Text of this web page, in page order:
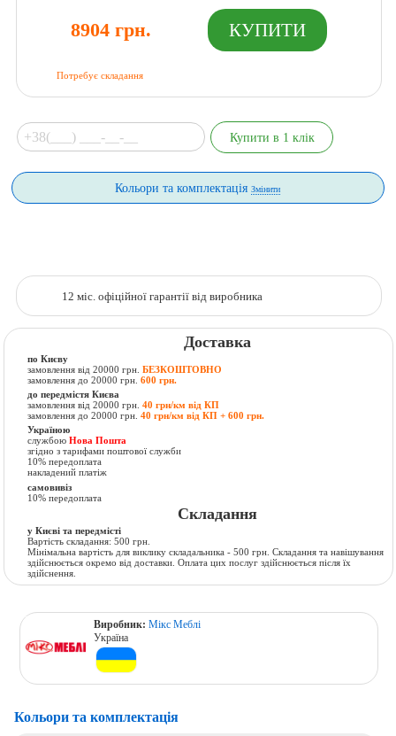
8904 грн.
Потребує складання
Кольори та комплектаціяЗмінити
12 міс. офіційної гарантії від виробника
Доставка
по Києву
замовлення від 20000 грн.БЕЗКОШТОВНО
замовлення до 20000 грн.600 грн.
до передмістя Києва
замовлення від 20000 грн.40 грн/км від КП
замовлення до 20000 грн.40 грн/км від КП + 600 грн.
Україною
службоюНова Пошта
згідно з тарифами поштової служби
10% передоплата
накладений платіж
самовивіз
10% передоплата
Складання
у Києві та передмісті
Вартість складання: 500 грн.
Мінімальна вартість для виклику складальника - 500 грн. Складання та навішування
здійснюється окремо від доставки. Оплата цих послуг здійснюється після їх
здійснення.
Виробник:Мікс Меблі
Україна
Кольори та комплектація